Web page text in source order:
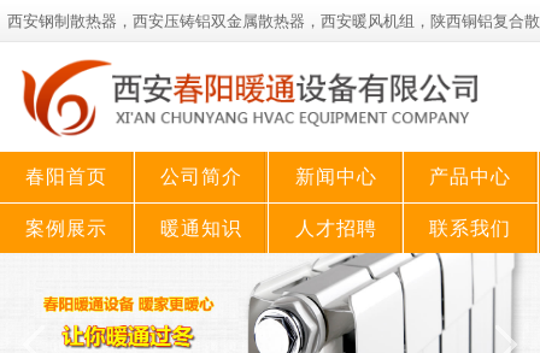
西安钢制散热器，西安压铸铝双金属散热器，西安暖风机组，陕西铜铝复合散
春阳首页 公司简介 新闻中心 产品中心
案例展示 暖通知识 人才招聘 联系我们